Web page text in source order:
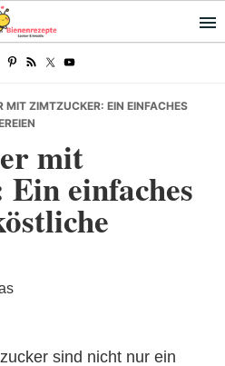
MIT ZIMTZUCKER: EIN EINFACHES
mit
einfaches
sind nicht nur ein